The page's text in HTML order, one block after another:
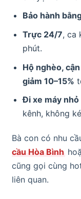
Bảo hành
Trực 24/7, ca
phút.
Hộ nghèo,
giảm 10–15%
Đi xe máy nhỏ
kênh, không
Bà con có nhu
cầu Hòa Bình
cũng gọi cùng
liên quan.